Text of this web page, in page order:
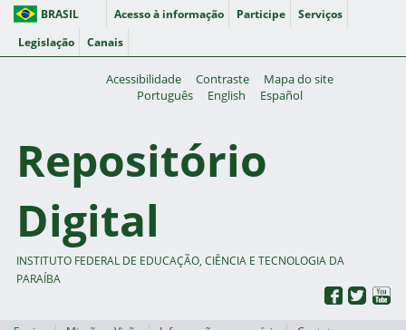
BRASIL Acesso à informação Participe
Serviços
Legislação
Canais
Acessibilidade Contraste
Mapa do site
Português
English Español
Repositório
Digital
INSTITUTO FEDERAL DE EDUCAÇÃO, CIÊNCIA E TECNOLOGIA DA
PARAÍBA